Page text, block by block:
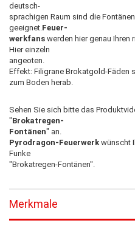
deutsch-
sprachigen Raum sind die
geeignet. Feuer-
werkfans werden hier genau Ihren
Hier einzeln
angeoten.
Effekt: Filigrane Brokatgold-Fäden
zum Boden herab.
Sehen Sie sich bitte das
"Brokatregen-
Fontänen" an.
Pyrodragon-Feuerwerk wünscht
Funke
"Brokatregen-Fontänen".
Merkmale